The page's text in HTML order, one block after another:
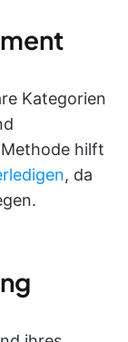
Kategorien
Methode hilft
, da